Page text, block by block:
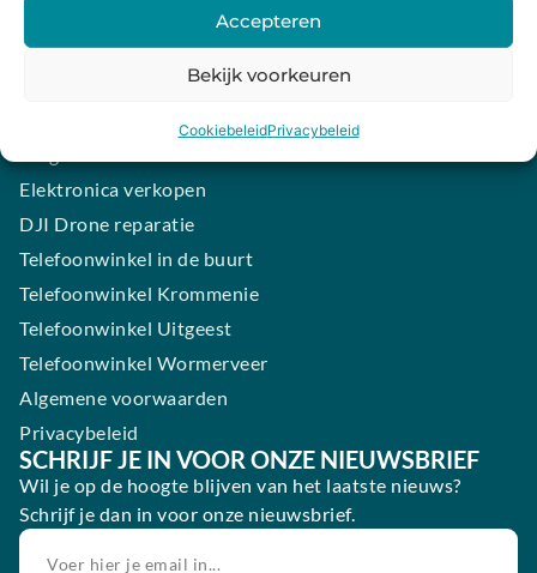
Accepteren
Bekijk voorkeuren
CookiebeleidPrivacybeleid
iPhone laten maken
Samsung smartphone laten maken
Elektronica verkopen
DJI Drone reparatie
Telefoonwinkel in de buurt
Telefoonwinkel Krommenie
Telefoonwinkel Uitgeest
Telefoonwinkel Wormerveer
Algemene voorwaarden
Privacybeleid
SCHRIJF JE IN VOOR ONZE NIEUWSBRIEF
Wil je op de hoogte blijven van het laatste nieuws?
Schrijf je dan in voor onze nieuwsbrief.